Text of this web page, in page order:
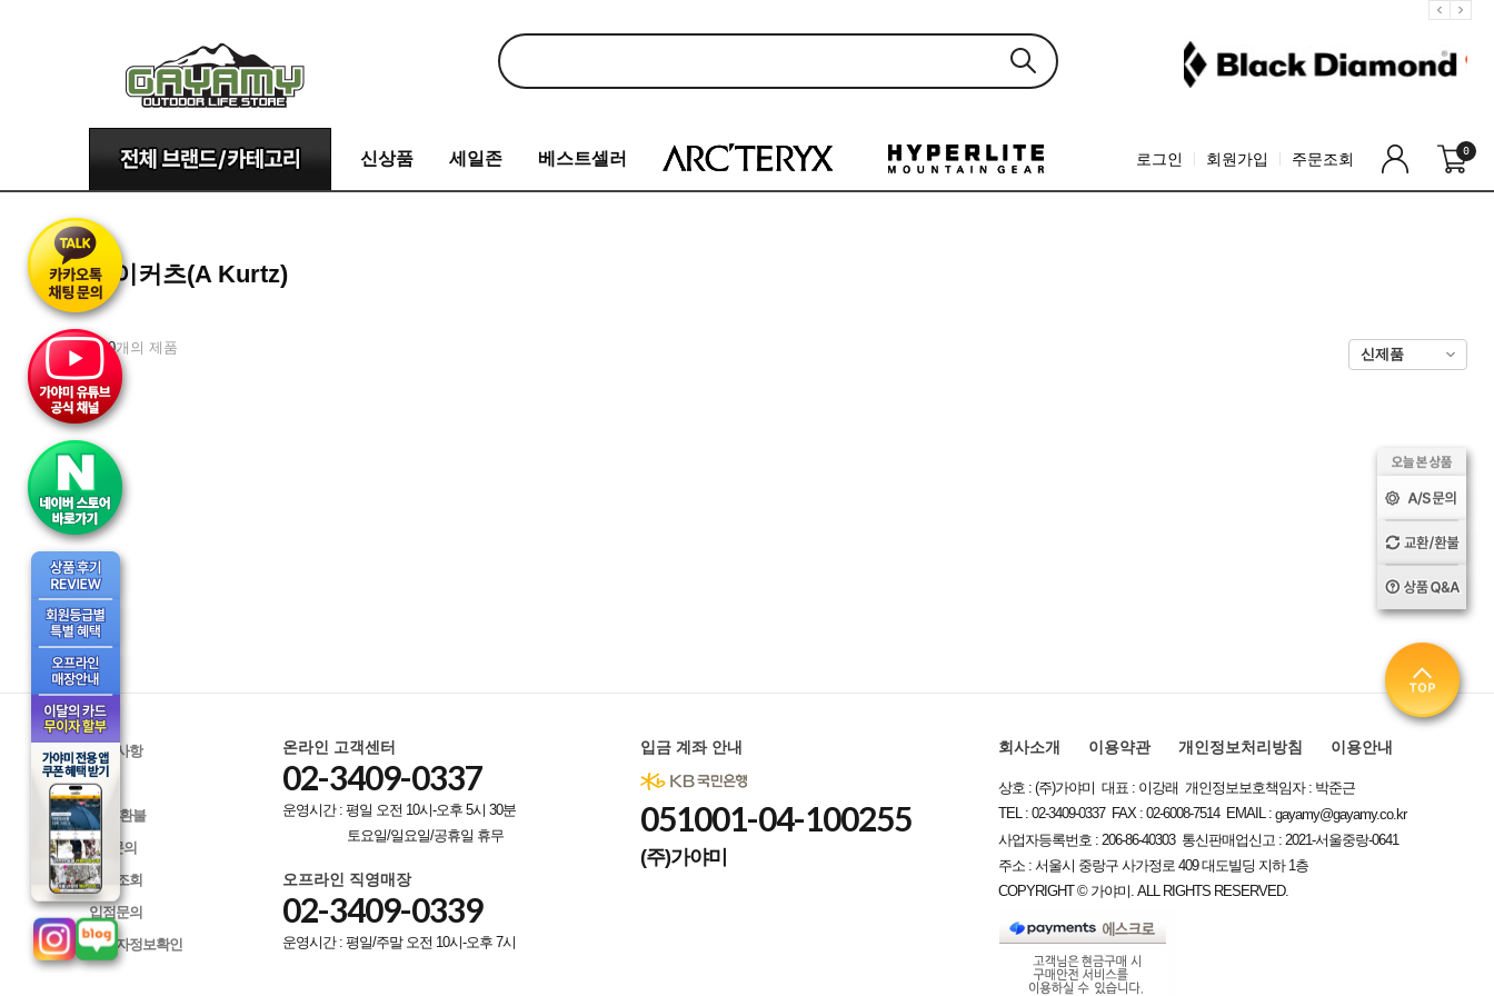
신상품 세일존 베스트셀러 로그인 회원가입 주문조회 0
에이커츠(A Kurtz)
총0개의 제품
공지사항
Q&A
교환/환불
A/S문의
배송조회
입점문의
사업자정보확인
온라인 고객센터
02-3409-0337
운영시간 : 평일 오전 10시-오후 5시 30분
토요일/일요일/공휴일 휴무
오프라인 직영매장
02-3409-0339
운영시간 : 평일/주말 오전 10시-오후 7시
입금 계좌 안내
051001-04-100255
(주)가야미
회사소개 이용약관 개인정보처리방침 이용안내
상호 : (주)가야미 대표 : 이강래 개인정보보호책임자 : 박준근
TEL : 02-3409-0337 FAX : 02-6008-7514 EMAIL :gayamy@gayamy.co.kr
사업자등록번호 : 206-86-40303 통신판매업신고 : 2021-서울중랑-0641
주소 : 서울시 중랑구 사가정로 409 대도빌딩 지하 1층
COPYRIGHT © 가야미. ALL RIGHTS RESERVED.